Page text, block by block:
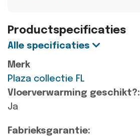
Productspecificaties
Alle specificaties
Merk
Plaza collectie FL
Vloerverwarming geschikt?:
Ja
Fabrieksgarantie: